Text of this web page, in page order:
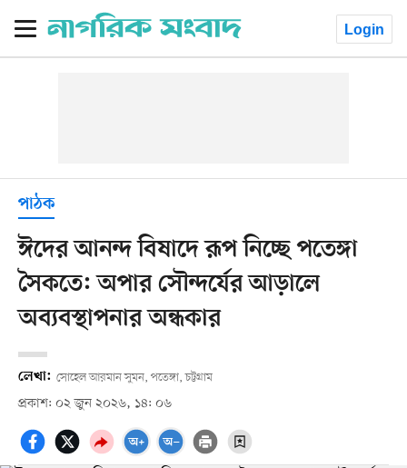
Login
পাঠক
ঈদের আনন্দ বিষাদে রূপ নিচ্ছে পতেঙ্গা
সৈকতে: অপার সৌন্দর্যের আড়ালে
অব্যবস্থাপনার অন্ধকার
লেখা: সোহেল আরমান সুমন, পতেঙ্গা, চট্টগ্রাম
প্রকাশ: ০২ জুন ২০২৬, ১৪: ০৬